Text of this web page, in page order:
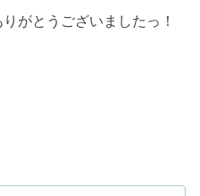
りがとうございましたっ！